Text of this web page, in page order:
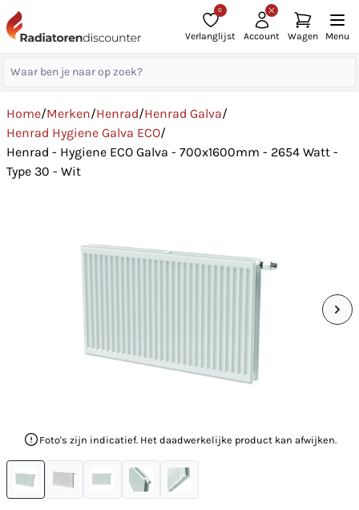
0
Verlanglijst Account Wagen Menu
Home/Merken/Henrad/Henrad Galva/
Henrad Hygiene Galva ECO/
Henrad - Hygiene ECO Galva - 700x1600mm - 2654 Watt -
Type 30 - Wit
Foto's zijn indicatief. Het daadwerkelijke product kan afwijken.